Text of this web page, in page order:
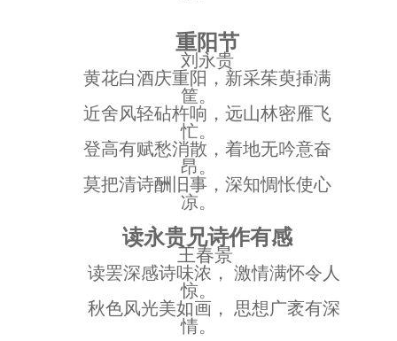
重阳节
刘永贵
黄花白酒庆重阳，新采茱萸挿满
筐。
近舍风轻砧杵响，远山林密雁飞
忙。
登高有赋愁消散，着地无吟意奋
昂。
莫把清诗酬旧事，深知惆怅使心
凉。
读永贵兄诗作有感
王春景
读罢深感诗味浓，
激情满怀令人
惊。
秋色风光美如画，
思想广袤有深
情。